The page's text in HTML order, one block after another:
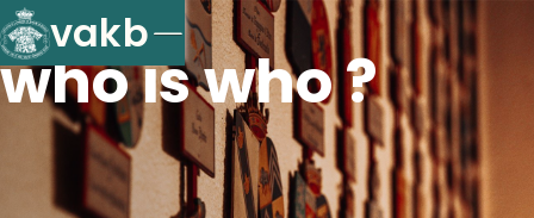
vakb
who is who ?